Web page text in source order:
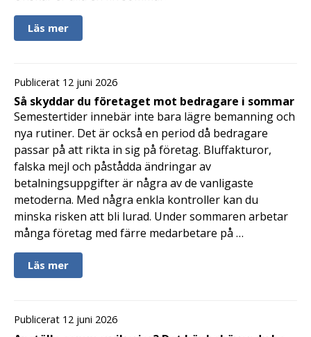
Läs mer
Publicerat 12 juni 2026
Så skyddar du företaget mot bedragare i sommar
Semestertider innebär inte bara lägre bemanning och
nya rutiner. Det är också en period då bedragare
passar på att rikta in sig på företag. Bluffakturor,
falska mejl och påstådda ändringar av
betalningsuppgifter är några av de vanligaste
metoderna. Med några enkla kontroller kan du
minska risken att bli lurad. Under sommaren arbetar
många företag med färre medarbetare på …
Läs mer
Publicerat 12 juni 2026